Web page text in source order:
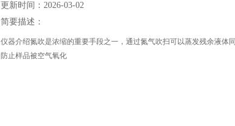
更新时间：2026-03-02
简要描述：
仪器介绍氮吹是浓缩的重要手段之一，通过氮气吹扫可以蒸发残余液体
防止样品被空气氧化